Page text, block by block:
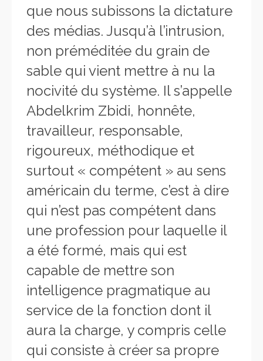
que nous subissons la dictature
des médias. Jusqu’à l’intrusion,
non préméditée du grain de
sable qui vient mettre à nu la
nocivité du système. Il s’appelle
Abdelkrim Zbidi, honnête,
travailleur, responsable,
rigoureux, méthodique et
surtout « compétent » au sens
américain du terme, c’est à dire
qui n’est pas compétent dans
une profession pour laquelle il
a été formé, mais qui est
capable de mettre son
intelligence pragmatique au
service de la fonction dont il
aura la charge, y compris celle
qui consiste à créer sa propre